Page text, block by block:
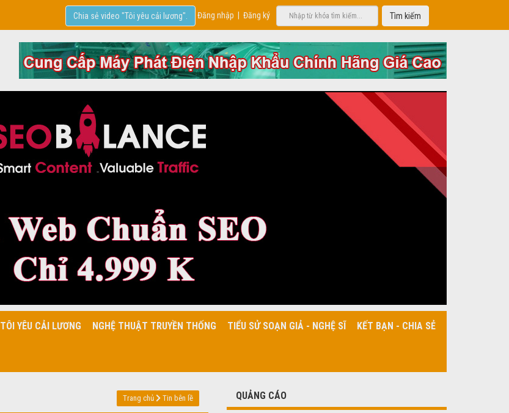
Đăng nhập Đăng ký
Chia sẻ video "Tôi yêu cải lương".
TÔI YÊU CẢI LƯƠNG NGHỆ THUẬT TRUYỀN THỐNG TIỂU SỬ SOẠN GIẢ - NGHỆ SĨ KẾT BẠN - CHIA SẺ
Trang chủ Tin bên lề QUẢNG CÁO